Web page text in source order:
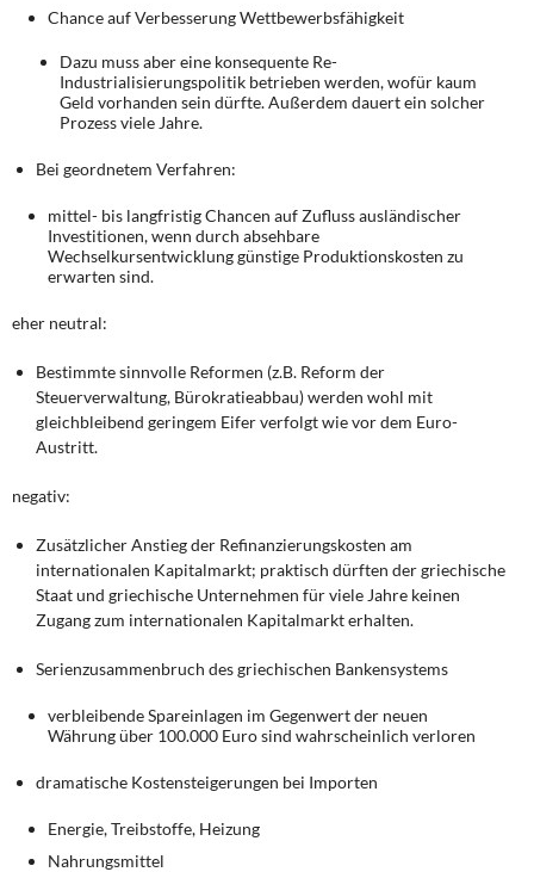
Chance auf Verbesserung Wettbewerbsfähigkeit
Dazu muss aber eine konsequente Re-
Industrialisierungspolitik betrieben werden, wofür kaum
Geld vorhanden sein dürfte. Außerdem dauert ein solcher
Prozess viele Jahre.
Bei geordnetem Verfahren:
mittel- bis langfristig Chancen auf Zufluss ausländischer
Investitionen, wenn durch absehbare
Wechselkursentwicklung günstige Produktionskosten zu
erwarten sind.
eher neutral:
Bestimmte sinnvolle Reformen (z.B. Reform der
Steuerverwaltung, Bürokratieabbau) werden wohl mit
gleichbleibend geringem Eifer verfolgt wie vor dem Euro-
Austritt.
negativ:
Zusätzlicher Anstieg der Refinanzierungskosten am
internationalen Kapitalmarkt; praktisch dürften der griechische
Staat und griechische Unternehmen für viele Jahre keinen
Zugang zum internationalen Kapitalmarkt erhalten.
Serienzusammenbruch des griechischen Bankensystems
verbleibende Spareinlagen im Gegenwert der neuen
Währung über 100.000 Euro sind wahrscheinlich verloren
dramatische Kostensteigerungen bei Importen
Energie, Treibstoffe, Heizung
Nahrungsmittel